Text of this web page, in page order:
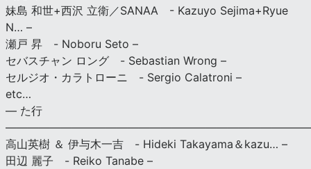
妹島 和世+西沢 立衛／SANAA - Kazuyo Sejima+Ryue
N… –
瀬戸 昇 - Noboru Seto –
セバスチャン ロング - Sebastian Wrong –
セルジオ・カラトローニ - Sergio Calatroni –
etc…
— た行
高山英樹 ＆ 伊与木一吉 - Hideki Takayama＆kazu… –
田辺 麗子 - Reiko Tanabe –